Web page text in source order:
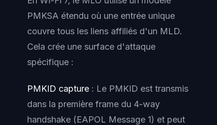
PMKSA étendu où une entrée unique
couvre tous les liens affiliés d'un MLD.
Cela crée une surface d'attaque
spécifique :
PMKID capture : Le PMKID est transmis
dans la première frame du 4-way
handshake (EAPOL Message 1) et peut